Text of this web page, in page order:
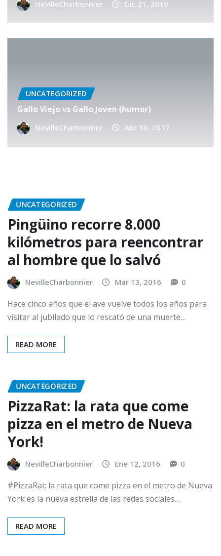
NevilleCharbonnier Dic 21, 2019
UNCATEGORIZED
Gallo Viejo vs Gallo Joven (humor)
NevilleCharbonnier Abr 30, 2017
UNCATEGORIZED
Pingüino recorre 8.000
kilómetros para reencontrar
al hombre que lo salvó
NevilleCharbonnier Mar 13, 2016 0
Hace cinco años que el ave vuelve todos los años para
visitar al jubilado que lo rescató de una muerte…
READ MORE
UNCATEGORIZED
PizzaRat: la rata que come
pizza en el metro de Nueva
York!
NevilleCharbonnier Ene 12, 2016 0
#PizzaRat: la rata que come pizza en el metro de Nueva
York es la nueva estrella de las redes sociales.…
READ MORE